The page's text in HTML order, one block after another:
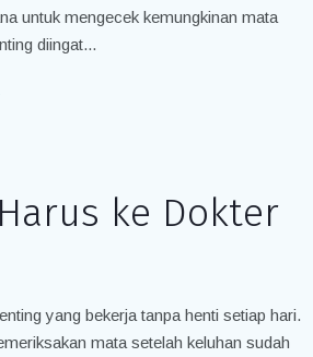
untuk mengecek kemungkinan mata
diingat...
ke Dokter
yang bekerja tanpa henti setiap hari.
mata setelah keluhan sudah